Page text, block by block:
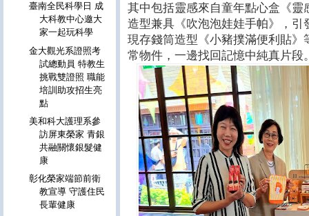
其中包括靈感來自童年點心盒《
造型兼具《吹泡泡娃娃手帕》，
現存錢筒造型《小豬撲滿便利貼
常物件，一邊找回記憶中純真片段
臺南全民科學日 成
大科教中心邀大
家一起玩科學
金大觀光系證照考
試總動員 特教生
挑戰雙證照 職能
培訓助攻招生亮
點
美和科大護理系參
訪屏東榮家 青銀
共融關懷銀髮健
康
彰化榮家端節前衛
教宣導 守護住民
長輩健康